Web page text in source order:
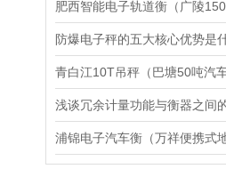
防爆电子秤的五大核心优势是